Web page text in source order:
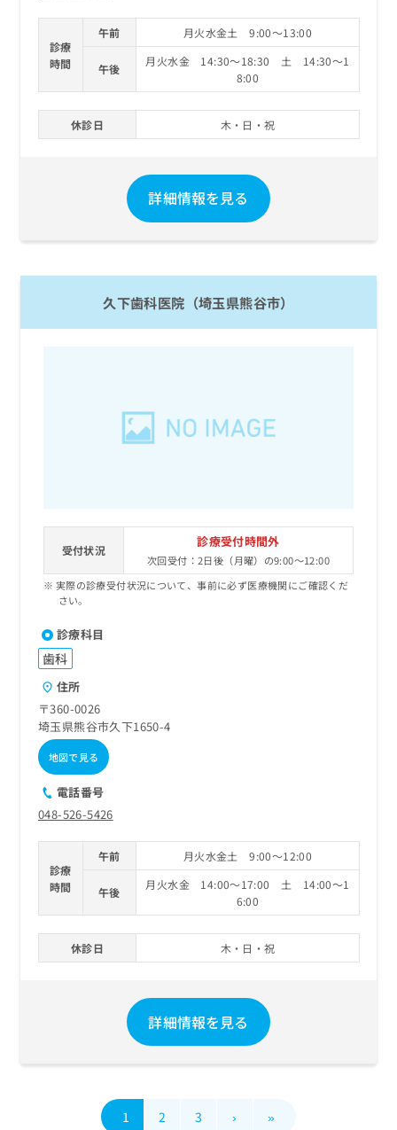
診療
時間
午前 月火水金土 9:00～13:00
午後
月火水金 14:30～18:30 土 14:30～1
8:00
休診日 木・日・祝
詳細情報を見る
久下歯科医院（埼玉県熊谷市）
受付状況
診療受付時間外
次回受付：2日後（月曜）の9:00～12:00
実際の診療受付状況について、事前に必ず医療機関にご確認くだ
さい。
診療科目
歯科
住所
〒360-0026
埼玉県熊谷市久下1650-4
地図で見る
電話番号
048-526-5426
診療
時間
午前 月火水金土 9:00～12:00
午後
月火水金 14:00～17:00 土 14:00～1
6:00
休診日 木・日・祝
詳細情報を見る
1 2 3 › »